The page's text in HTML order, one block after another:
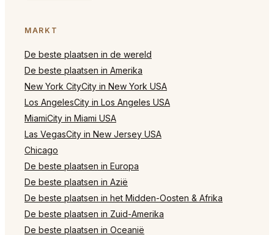
MARKT
De beste plaatsen in de wereld
De beste plaatsen in Amerika
New York CityCity in New York USA
Los AngelesCity in Los Angeles USA
MiamiCity in Miami USA
Las VegasCity in New Jersey USA
Chicago
De beste plaatsen in Europa
De beste plaatsen in Azië
De beste plaatsen in het Midden-Oosten & Afrika
De beste plaatsen in Zuid-Amerika
De beste plaatsen in Oceanië